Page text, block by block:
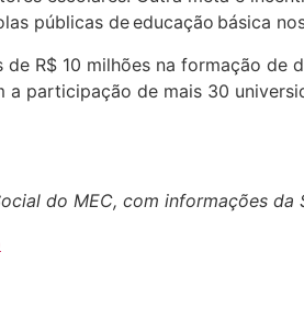
públicas de educação básica
de R$ 10 milhões na formação
a participação de mais 30
do MEC, com informações da